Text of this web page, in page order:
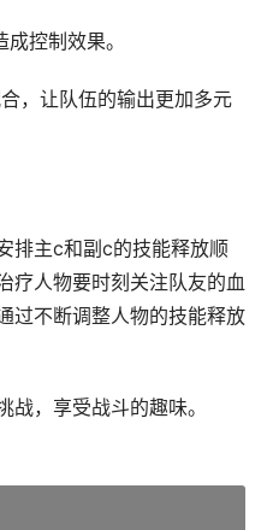
控制效果。
，让队伍的输出更加多元
排主c和副c的技能释放顺
疗人物要时刻关注队友的血
过不断调整人物的技能释放
，享受战斗的趣味。